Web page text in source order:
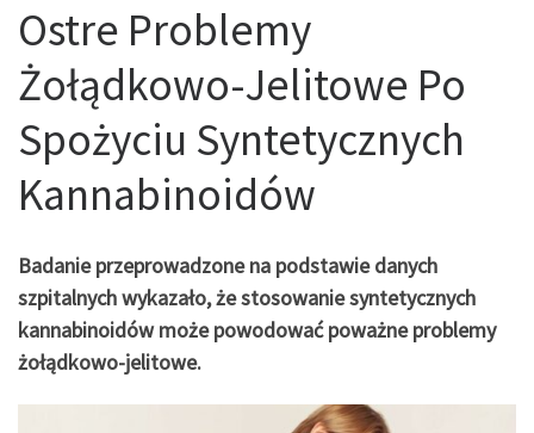
Ostre Problemy
Żołądkowo-Jelitowe Po
Spożyciu Syntetycznych
Kannabinoidów
Badanie przeprowadzone na podstawie danych
szpitalnych wykazało, że stosowanie syntetycznych
kannabinoidów może powodować poważne problemy
żołądkowo-jelitowe.